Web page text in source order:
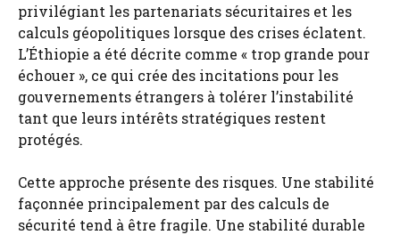
privilégiant les partenariats sécuritaires et les
calculs géopolitiques lorsque des crises éclatent.
L’Éthiopie a été décrite comme « trop grande pour
échouer », ce qui crée des incitations pour les
gouvernements étrangers à tolérer l’instabilité
tant que leurs intérêts stratégiques restent
protégés.
Cette approche présente des risques. Une stabilité
façonnée principalement par des calculs de
sécurité tend à être fragile. Une stabilité durable